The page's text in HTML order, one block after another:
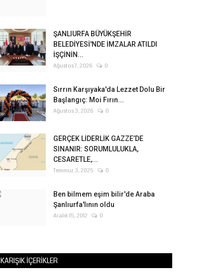
ŞANLIURFA BÜYÜKŞEHİR
BELEDİYESİ'NDE İMZALAR ATILDI
İŞÇİNİN...
Ağustos 7, 2026 0
Sırrın Karşıyaka'da Lezzet Dolu Bir
Başlangıç: Moi Fırın...
Ağustos 3, 2026 0
GERÇEK LİDERLİK GAZZE’DE
SINANIR: SORUMLULUKLA,
CESARETLE,...
Temmuz 3, 2025 0
Ben bilmem eşim bilir'de Araba
Şanlıurfa'lının oldu
Aralık 15, 2012 0
KARIŞIK İÇERIKLER